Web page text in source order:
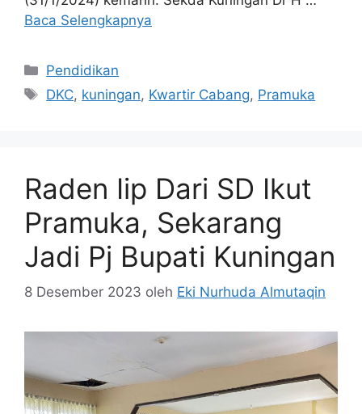
Baca Selengkapnya
Kategori
Pendidikan
Tag
DKC, kuningan, Kwartir Cabang, Pramuka
Raden Iip Dari SD Ikut
Pramuka, Sekarang
Jadi Pj Bupati Kuningan
8 Desember 2023 oleh Eki Nurhuda Almutaqin